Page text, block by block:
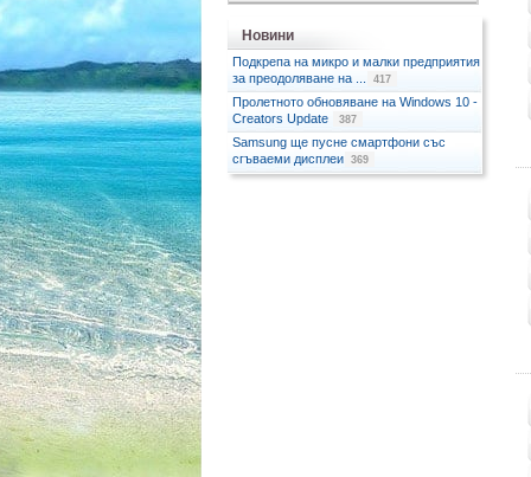
Новини
Подкрепа на микро и малки предприятия
за преодоляване на ...
417
Пролетното обновяване на Windows 10 -
Creators Update
387
Samsung ще пусне смартфони със
сгъваеми дисплеи 369